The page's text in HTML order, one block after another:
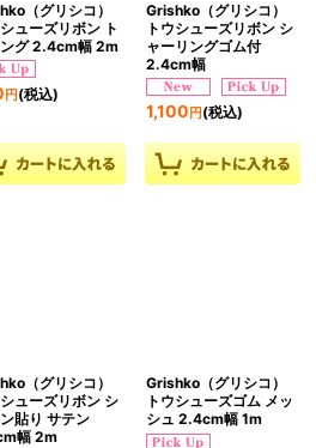
（グリシコ）
シューズリボン ト
ング 2.4cm幅 2m
円(税込)
Grishko（グリシコ）
トウシューズリボン シ
ャーリングゴム付
2.4cm幅
1,100 円(税込)
（グリシコ）
シューズリボン シ
貼り サテン
幅 2m
Grishko（グリシコ）
トウシューズゴム メッ
シュ 2.4cm幅 1m